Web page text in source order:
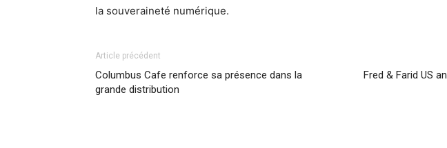
la souveraineté numérique.
Article précédent
Columbus Cafe renforce sa présence dans la
grande distribution
Fred & Farid US